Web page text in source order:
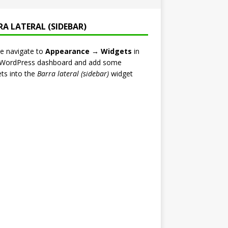
LATERAL (SIDEBAR)
navigate to Appearance → Widgets in
dashboard and add some
into the Barra lateral (sidebar)widget